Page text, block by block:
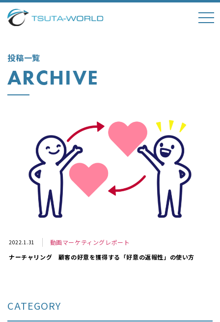
投稿一覧
ARCHIVE
2022.1.31
動画マーケティングレポート
ナーチャリング 顧客の好意を獲得する「好意の返報性」の使い方
CATEGORY